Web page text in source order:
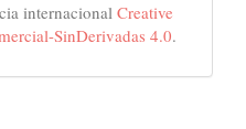
internacional Creative
SinDerivadas 4.0.